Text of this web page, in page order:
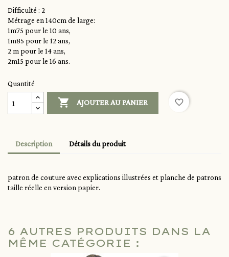
Difficulté : 2
Métrage en 140cm de large:
1m75 pour le 10 ans,
1m85 pour le 12 ans,
2 m pour le 14 ans,
2m15 pour le 16 ans.
Quantité
 AJOUTER AU PANIER favorite_border
Description Détails du produit
patron de couture avec explications illustrées et planche de patrons
taille réelle en version papier.
6 AUTRES PRODUITS DANS LA
MÊME CATÉGORIE :